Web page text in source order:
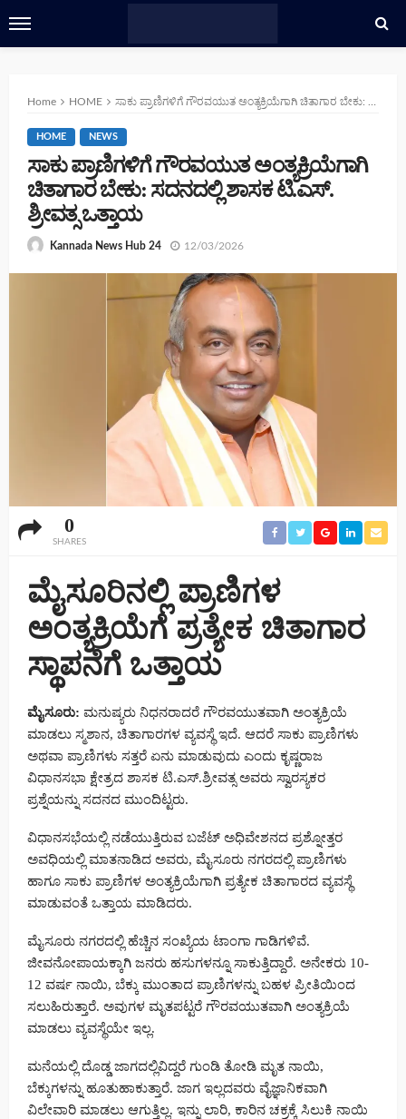
Home HOME ಸಾಕು ಪ್ರಾಣಿಗಳಿಗೆ ಗೌರವಯುತ ಅಂತ್ಯಕ್ರಿಯೆಗಾಗಿ ಚಿತಾಗಾರ ಬೇಕು: ಸದನದಲ್ಲಿ ಶಾಸಕ ಟಿ.ಎಸ್. ಶ್ರೀವತ್ಸ ಒತ್ತಾಯ
HOME NEWS
ಸಾಕು ಪ್ರಾಣಿಗಳಿಗೆ ಗೌರವಯುತ ಅಂತ್ಯಕ್ರಿಯೆಗಾಗಿ
ಚಿತಾಗಾರ ಬೇಕು: ಸದನದಲ್ಲಿ ಶಾಸಕ ಟಿ.ಎಸ್.
ಶ್ರೀವತ್ಸ ಒತ್ತಾಯ
Kannada News Hub 24 12/03/2026
0
SHARES
ಮೈಸೂರಿನಲ್ಲಿ ಪ್ರಾಣಿಗಳ
ಅಂತ್ಯಕ್ರಿಯೆಗೆ ಪ್ರತ್ಯೇಕ ಚಿತಾಗಾರ
ಸ್ಥಾಪನೆಗೆ ಒತ್ತಾಯ
ಮೈಸೂರು: ಮನುಷ್ಯರು ನಿಧನರಾದರೆ ಗೌರವಯುತವಾಗಿ ಅಂತ್ಯಕ್ರಿಯೆ
ಮಾಡಲು ಸ್ಮಶಾನ, ಚಿತಾಗಾರಗಳ ವ್ಯವಸ್ಥೆ ಇದೆ. ಆದರೆ ಸಾಕು ಪ್ರಾಣಿಗಳು
ಅಥವಾ ಪ್ರಾಣಿಗಳು ಸತ್ತರೆ ಏನು ಮಾಡುವುದು ಎಂದು ಕೃಷ್ಣರಾಜ
ವಿಧಾನಸಭಾ ಕ್ಷೇತ್ರದ ಶಾಸಕ ಟಿ.ಎಸ್.ಶ್ರೀವತ್ಸ ಅವರು ಸ್ವಾರಸ್ಯಕರ
ಪ್ರಶ್ನೆಯನ್ನು ಸದನದ ಮುಂದಿಟ್ಟರು.
ವಿಧಾನಸಭೆಯಲ್ಲಿ ನಡೆಯುತ್ತಿರುವ ಬಜೆಟ್ ಅಧಿವೇಶನದ ಪ್ರಶ್ನೋತ್ತರ
ಅವಧಿಯಲ್ಲಿ ಮಾತನಾಡಿದ ಅವರು, ಮೈಸೂರು ನಗರದಲ್ಲಿ ಪ್ರಾಣಿಗಳು
ಹಾಗೂ ಸಾಕು ಪ್ರಾಣಿಗಳ ಅಂತ್ಯಕ್ರಿಯೆಗಾಗಿ ಪ್ರತ್ಯೇಕ ಚಿತಾಗಾರದ ವ್ಯವಸ್ಥೆ
ಮಾಡುವಂತೆ ಒತ್ತಾಯ ಮಾಡಿದರು.
ಮೈಸೂರು ನಗರದಲ್ಲಿ ಹೆಚ್ಚಿನ ಸಂಖ್ಯೆಯ ಟಾಂಗಾ ಗಾಡಿಗಳಿವೆ.
ಜೀವನೋಪಾಯಕ್ಕಾಗಿ ಜನರು ಹಸುಗಳನ್ನೂ ಸಾಕುತ್ತಿದ್ದಾರೆ. ಅನೇಕರು 10-
12 ವರ್ಷ ನಾಯಿ, ಬೆಕ್ಕು ಮುಂತಾದ ಪ್ರಾಣಿಗಳನ್ನು ಬಹಳ ಪ್ರೀತಿಯಿಂದ
ಸಲುಹಿರುತ್ತಾರೆ. ಅವುಗಳ ಮೃತಪಟ್ಟರೆ ಗೌರವಯುತವಾಗಿ ಅಂತ್ಯಕ್ರಿಯೆ
ಮಾಡಲು ವ್ಯವಸ್ಥೆಯೇ ಇಲ್ಲ.
ಮನೆಯಲ್ಲಿ ದೊಡ್ಡ ಜಾಗದಲ್ಲಿವಿದ್ದರೆ ಗುಂಡಿ ತೋಡಿ ಮೃತ ನಾಯಿ,
ಬೆಕ್ಕುಗಳನ್ನು ಹೂತುಹಾಕುತ್ತಾರೆ. ಜಾಗ ಇಲ್ಲದವರು ವೈಜ್ಞಾನಿಕವಾಗಿ
ವಿಲೇವಾರಿ ಮಾಡಲು ಆಗುತ್ತಿಲ್ಲ. ಇನ್ನು ಲಾರಿ, ಕಾರಿನ ಚಕ್ರಕ್ಕೆ ಸಿಲುಕಿ ನಾಯಿ